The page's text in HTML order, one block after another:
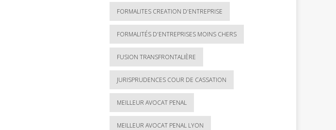
FORMALITES CREATION D'ENTREPRISE
FORMALITÉS D'ENTREPRISES MOINS CHERS
FUSION TRANSFRONTALIÈRE
JURISPRUDENCES COUR DE CASSATION
MEILLEUR AVOCAT PENAL
MEILLEUR AVOCAT PENAL LYON